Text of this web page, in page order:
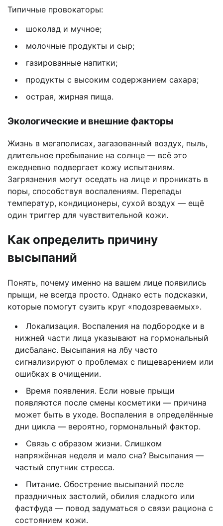
Типичные провокаторы:
шоколад и мучное;
молочные продукты и сыр;
газированные напитки;
продукты с высоким содержанием сахара;
острая, жирная пища.
Экологические и внешние факторы
Жизнь в мегаполисах, загазованный воздух, пыль,
длительное пребывание на солнце — всё это
ежедневно подвергает кожу испытаниям.
Загрязнения могут оседать на лице и проникать в
поры, способствуя воспалениям. Перепады
температур, кондиционеры, сухой воздух — ещё
один триггер для чувствительной кожи.
Как определить причину
высыпаний
Понять, почему именно на вашем лице появились
прыщи, не всегда просто. Однако есть подсказки,
которые помогут сузить круг «подозреваемых».
Локализация. Воспаления на подбородке и в
нижней части лица указывают на гормональный
дисбаланс. Высыпания на лбу часто
сигнализируют о проблемах с пищеварением или
ошибках в очищении.
Время появления. Если новые прыщи
появляются после смены косметики — причина
может быть в уходе. Воспаления в определённые
дни цикла — вероятно, гормональный фактор.
Связь с образом жизни. Слишком
напряжённая неделя и мало сна? Высыпания —
частый спутник стресса.
Питание. Обострение высыпаний после
праздничных застолий, обилия сладкого или
фастфуда — повод задуматься о связи рациона с
состоянием кожи.